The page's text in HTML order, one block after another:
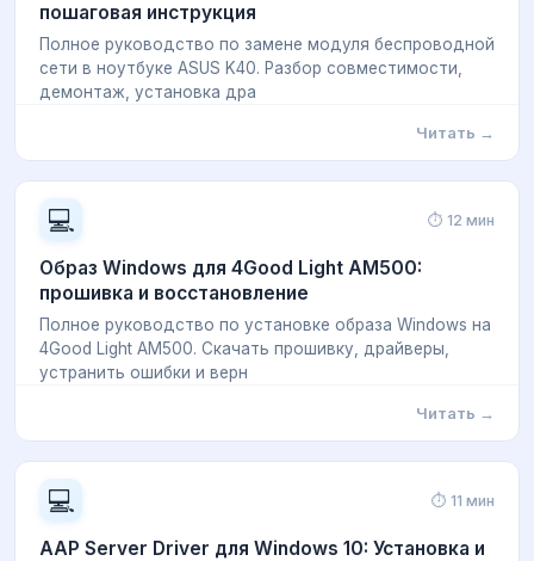
пошаговая инструкция
Полное руководство по замене модуля беспроводной
сети в ноутбуке ASUS K40. Разбор совместимости,
демонтаж, установка дра
Читать →
💻 ⏱ 12 мин
Образ Windows для 4Good Light AM500:
прошивка и восстановление
Полное руководство по установке образа Windows на
4Good Light AM500. Скачать прошивку, драйверы,
устранить ошибки и верн
Читать →
💻 ⏱ 11 мин
AAP Server Driver для Windows 10: Установка и